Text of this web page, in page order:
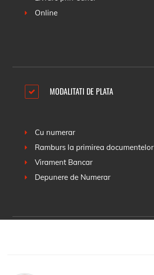
Online
MODALITATI DE PLATA
Cu numerar
Ramburs la primirea documentelor
Virament Bancar
Depunere de Numerar